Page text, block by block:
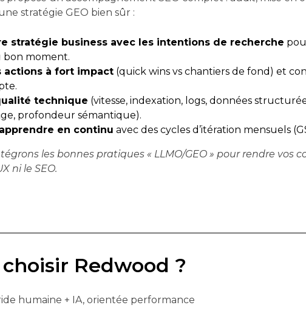
stratégie GEO bien sûr :
stratégie business avec les intentions de recherche
bon moment.
actions à fort impact (quick wins vs chantiers de fond) et
technique (vitesse, indexation, logs, données
profondeur sémantique).
en continu avec des cycles d’itération mensuels
les bonnes pratiques « LLMO/GEO » pour rendre
ni le SEO.
Redwood ?
humaine + IA, orientée performance